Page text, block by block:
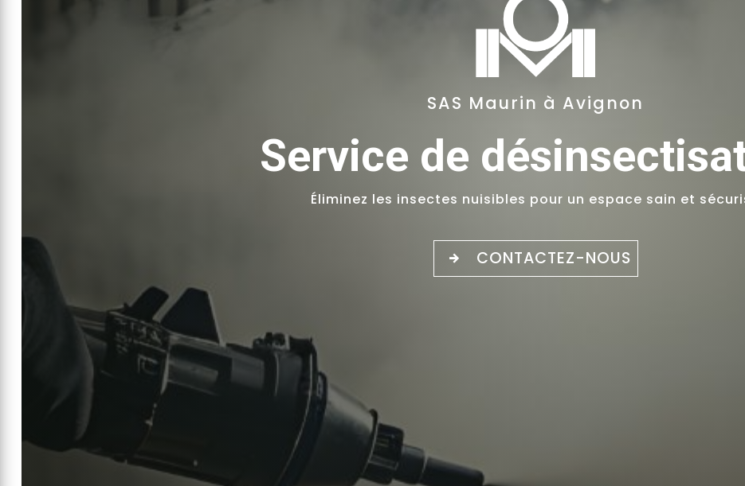
SAS Maurin à Avignon
Service de
Éliminez les insectes nuisibles pour un espace sain et
CONTACTEZ-NOUS